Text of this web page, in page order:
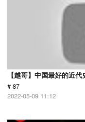
【越哥】中国最好的近
# 87
2022-05-09 11:12